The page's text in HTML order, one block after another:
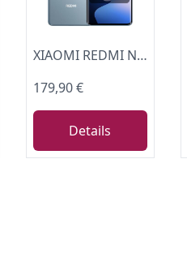
XIAOMI REDMI Note 15 Smartphone 8+256GB, 6000mAh 108MP Kamera Gletscherblau
179,90 €
Details